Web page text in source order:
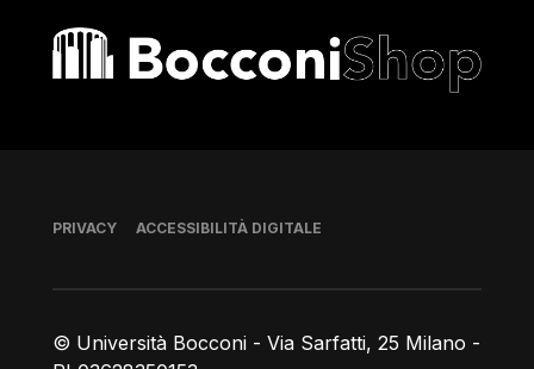
Bocconi shop
© Università Bocconi - Via Sarfatti, 25 Milano -
Piè di pagina
PRIVACY ACCESSIBILITÀ DIGITALE